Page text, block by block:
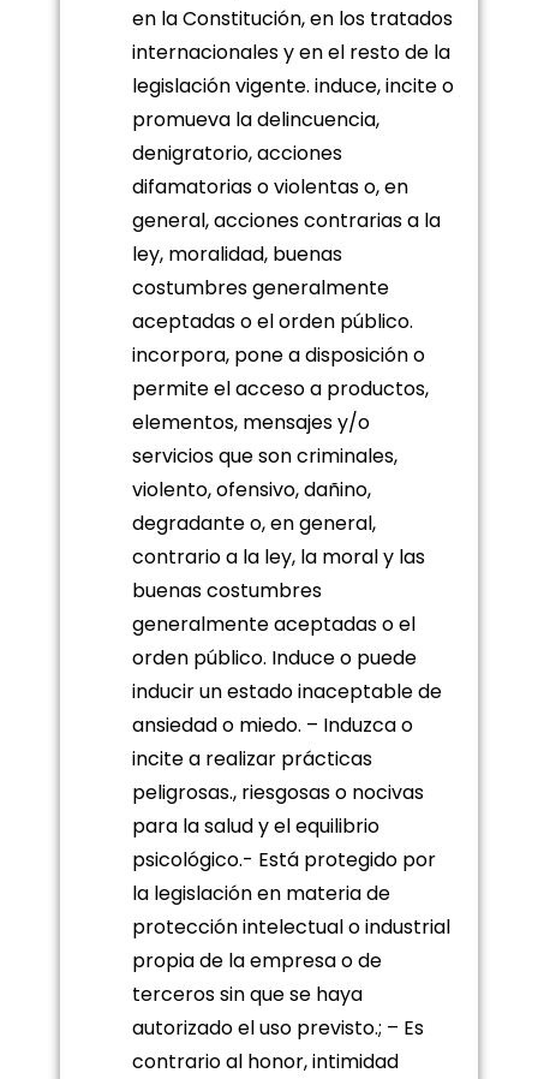
en la Constitución, en los tratados
internacionales y en el resto de la
legislación vigente. induce, incite o
promueva la delincuencia,
denigratorio, acciones
difamatorias o violentas o, en
general, acciones contrarias a la
ley, moralidad, buenas
costumbres generalmente
aceptadas o el orden público.
incorpora, pone a disposición o
permite el acceso a productos,
elementos, mensajes y/o
servicios que son criminales,
violento, ofensivo, dañino,
degradante o, en general,
contrario a la ley, la moral y las
buenas costumbres
generalmente aceptadas o el
orden público. Induce o puede
inducir un estado inaceptable de
ansiedad o miedo. – Induzca o
incite a realizar prácticas
peligrosas., riesgosas o nocivas
para la salud y el equilibrio
psicológico.- Está protegido por
la legislación en materia de
protección intelectual o industrial
propia de la empresa o de
terceros sin que se haya
autorizado el uso previsto.; – Es
contrario al honor, intimidad